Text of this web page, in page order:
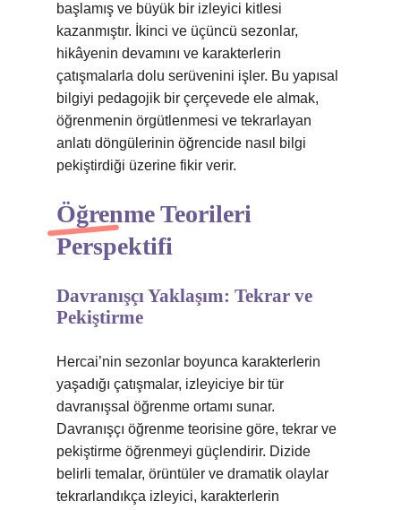
başlamış ve büyük bir izleyici kitlesi
kazanmıştır. İkinci ve üçüncü sezonlar,
hikâyenin devamını ve karakterlerin
çatışmalarla dolu serüvenini işler. Bu yapısal
bilgiyi pedagojik bir çerçevede ele almak,
öğrenmenin örgütlenmesi ve tekrarlayan
anlatı döngülerinin öğrencide nasıl bilgi
pekiştirdiği üzerine fikir verir.
Öğrenme Teorileri
Perspektifi
Davranışçı Yaklaşım: Tekrar ve
Pekiştirme
Hercai’nin sezonlar boyunca karakterlerin
yaşadığı çatışmalar, izleyiciye bir tür
davranışsal öğrenme ortamı sunar.
Davranışçı öğrenme teorisine göre, tekrar ve
pekiştirme öğrenmeyi güçlendirir. Dizide
belirli temalar, örüntüler ve dramatik olaylar
tekrarlandıkça izleyici, karakterlerin